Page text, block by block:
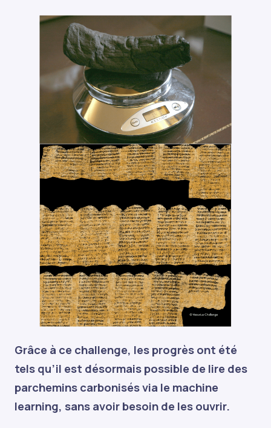
Grâce à ce challenge, les progrès ont été
tels qu’il est désormais possible de lire des
parchemins carbonisés via le machine
learning, sans avoir besoin de les ouvrir.